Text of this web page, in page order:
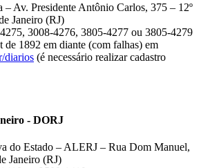
– Av. Presidente Antônio Carlos, 375 – 12º
Janeiro (RJ)
3008-4276, 3805-4277 ou 3805-4279
1892 em diante (com falhas) em
diarios (é necessário realizar cadastro
- DORJ
do Estado – ALERJ – Rua Dom Manuel,
Janeiro (RJ)